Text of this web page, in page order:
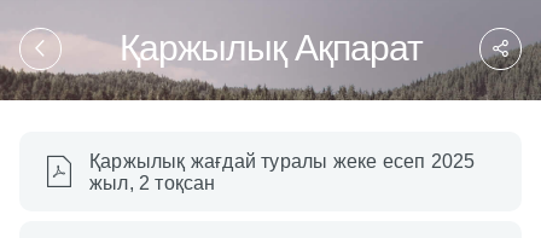
Қаржылық Ақпарат
Қаржылық жағдай туралы жеке есеп 2025
жыл, 2 тоқсан